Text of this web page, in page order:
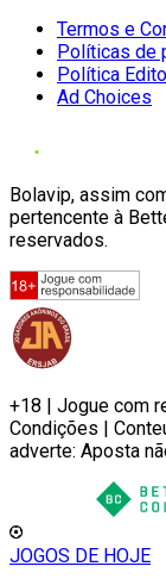
Termos e
Políticas de
Política
Ad Choices
Bolavip, assim
pertencente à
reservados.
+18 | Jogue com
Condições |
adverte: Aposta
JOGOS DE HOJE